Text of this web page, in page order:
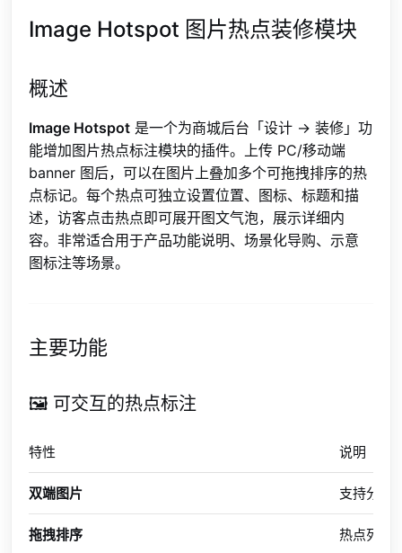
Image Hotspot 图片热点装修模块
概述
Image Hotspot 是一个为商城后台「设计 → 装修」功
能增加图片热点标注模块的插件。上传 PC/移动端
banner 图后，可以在图片上叠加多个可拖拽排序的热
点标记。每个热点可独立设置位置、图标、标题和描
述，访客点击热点即可展开图文气泡，展示详细内
容。非常适合用于产品功能说明、场景化导购、示意
图标注等场景。
主要功能
🖼️ 可交互的热点标注
特性 说明
双端图片 支持分别
拖拽排序 热点列表